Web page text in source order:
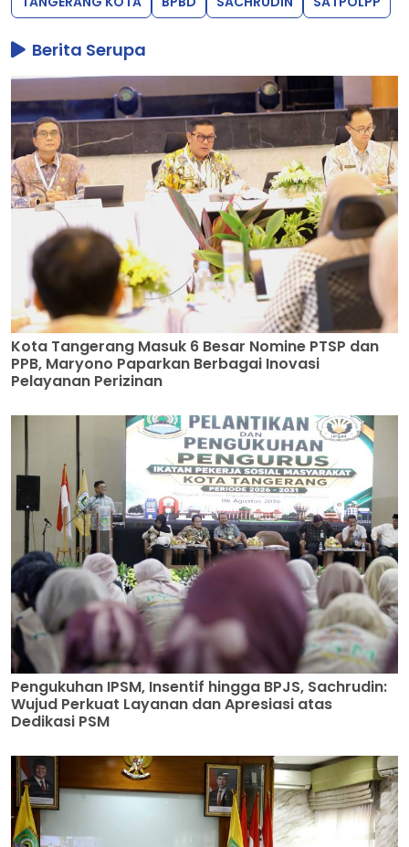
TANGERANG KOTA BPBD SACHRUDIN SATPOLPP
Berita Serupa
Kota Tangerang Masuk 6 Besar Nomine PTSP dan
PPB, Maryono Paparkan Berbagai Inovasi
Pengukuhan IPSM, Insentif hingga BPJS, Sachrudin:
Wujud Perkuat Layanan dan Apresiasi atas